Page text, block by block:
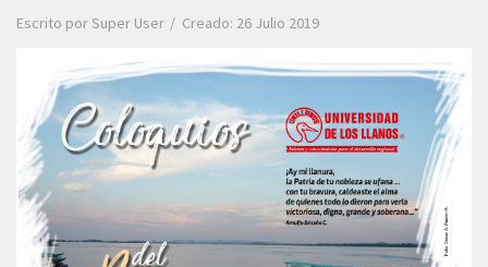
Escrito porSuper User Creado: 26 Julio 2019